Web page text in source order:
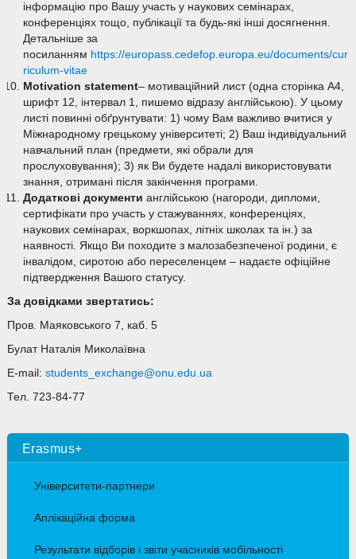
інформацію про Вашу участь у наукових семінарах,
конференціях тощо, публікації та будь-які інші досягнення.
Детальніше за
посиланням https://europass.cedefop.europa.eu/documents/cur
riculum-vitae
Motivation statement– мотиваційний лист (одна сторінка А4,
шрифт 12, інтервал 1, пишемо відразу англійською). У цьому
листі повинні обґрунтувати: 1) чому Вам важливо вчитися у
Міжнародному грецькому університеті; 2) Ваш індивідуальний
навчальний план (предмети, які обрали для
прослуховування); 3) як Ви будете надалі використовувати
знання, отримані після закінчення програми.
Додаткові документи англійською (нагороди, дипломи,
сертифікати про участь у стажуваннях, конференціях,
наукових семінарах, воркшопах, літніх школах та ін.) за
наявності. Якщо Ви походите з малозабезпеченої родини, є
інвалідом, сиротою або переселенцем – надаєте офіційне
підтвердження Вашого статусу.
За довідками звертатись:
Пров. Маяковського 7, каб. 5
Булат Наталія Миколаївна
E-mail: students_exchange@onu.edu.ua
Тел. 723-84-77
Erasmus+
Університети-партнери
Аплікаційна форма
Результати відборів і звіти учасників мобільності